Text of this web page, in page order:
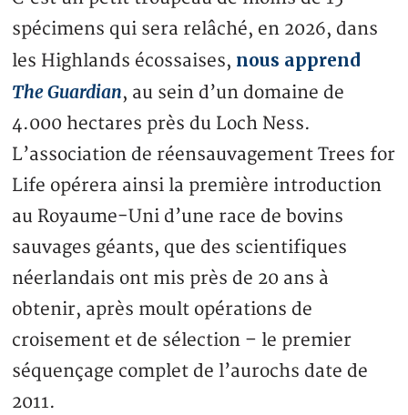
spécimens qui sera relâché, en 2026, dans
les Highlands écossaises, nous apprend
The Guardian, au sein d’un domaine de
4.000 hectares près du Loch Ness.
L’association de réensauvagement Trees for
Life opérera ainsi la première introduction
au Royaume-Uni d’une race de bovins
sauvages géants, que des scientifiques
néerlandais ont mis près de 20 ans à
obtenir, après moult opérations de
croisement et de sélection – le premier
séquençage complet de l’aurochs date de
2011.